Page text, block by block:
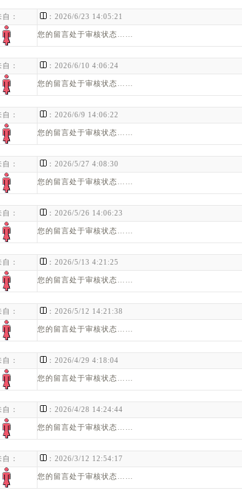
： ：2026/6/23 14:05:21
您的留言处于审核状态……
： ：2026/6/10 4:06:24
您的留言处于审核状态……
： ：2026/6/9 14:06:22
您的留言处于审核状态……
： ：2026/5/27 4:08:30
您的留言处于审核状态……
： ：2026/5/26 14:06:23
您的留言处于审核状态……
： ：2026/5/13 4:21:25
您的留言处于审核状态……
： ：2026/5/12 14:21:38
您的留言处于审核状态……
： ：2026/4/29 4:18:04
您的留言处于审核状态……
： ：2026/4/28 14:24:44
您的留言处于审核状态……
： ：2026/3/12 12:54:17
您的留言处于审核状态……